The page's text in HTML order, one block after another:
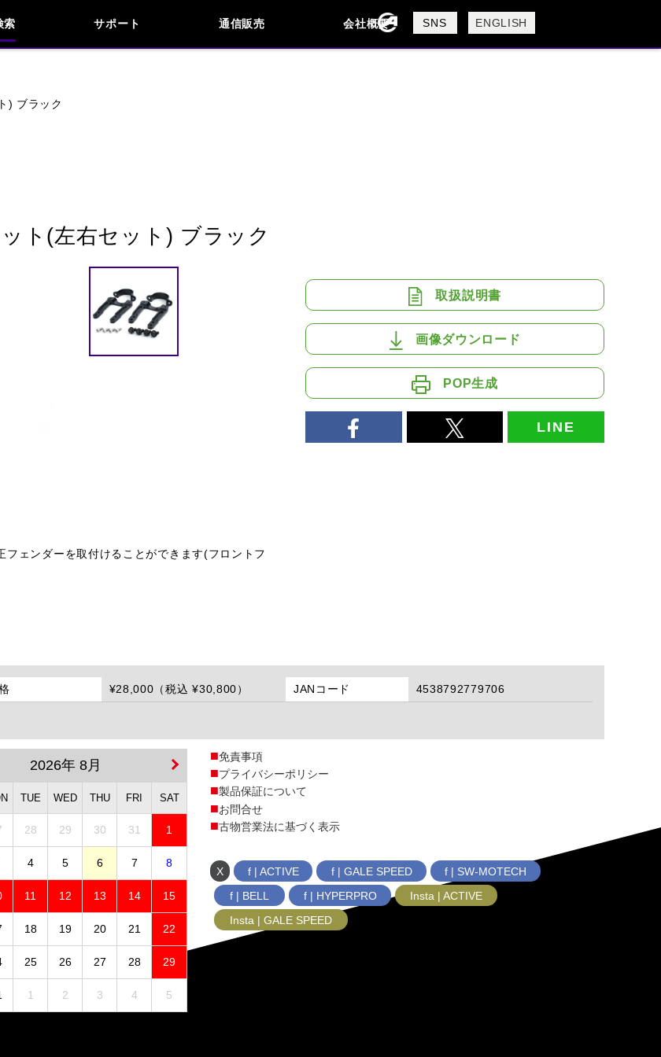
索 サポート
お問い合わせ
よくあるご質問
通信販売 会社概要
会社概要
採用情報
SNS ENGLISH
) ブラック
ト(左右セット) ブラック
ェンダーを取付けることができます(フロントフ
取扱説明書
画像ダウンロード
POP生成
LINE
¥28,000（税込 ¥30,800） JANコード
4538792779706
2026年 8月
TUE WED THU FRI SAT
28 29 30 31 1
4 5 6 7 8
11 12 13 14 15
18 19 20 21 22
25 26 27 28 29
1 2 3 4 5
免責事項
プライバシーポリシー
製品保証について
お問合せ
古物営業法に基づく表示
X f | ACTIVE f | GALE SPEED
f | SW-MOTECH
f | BELL
f | HYPERPRO
Insta | ACTIVE
Insta | GALE SPEED